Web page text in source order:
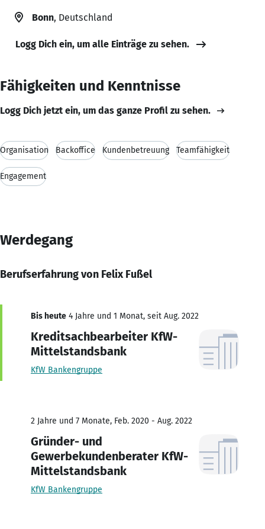
Bonn, Deutschland
Logg Dich ein, um alle Einträge zu sehen.
Fähigkeiten und Kenntnisse
Logg Dich jetzt ein, um das ganze Profil zu sehen.
Organisation Backoffice Kundenbetreuung Teamfähigkeit
Engagement
Werdegang
Berufserfahrung von Felix Fußel
Bis heute 4 Jahre und 1 Monat, seit Aug. 2022
Kreditsachbearbeiter KfW-
Mittelstandsbank
KfW Bankengruppe
2 Jahre und 7 Monate, Feb. 2020 - Aug. 2022
Gründer- und
Gewerbekundenberater KfW-
Mittelstandsbank
KfW Bankengruppe